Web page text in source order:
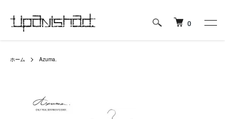
0
ホーム Azuma.